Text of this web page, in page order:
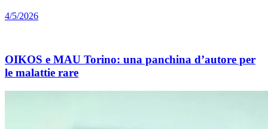
4/5/2026
OIKOS e MAU Torino: una panchina d’autore per
le malattie rare